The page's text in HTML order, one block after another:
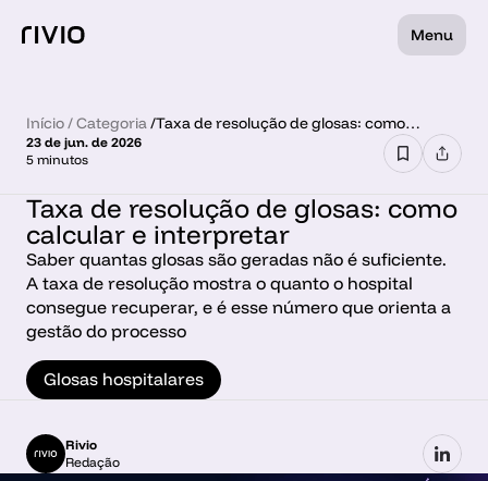
Menu
Início / Categoria /Taxa de resolução de glosas: como
Taxa de resolução de glosas: como
calcular e interpretar
Saber quantas glosas são geradas não é suficiente.
A taxa de resolução mostra o quanto o hospital
consegue recuperar, e é esse número que orienta a
gestão do processo
Glosas hospitalares
Rivio
Redação
23 de jun. de 2026
5 minutos